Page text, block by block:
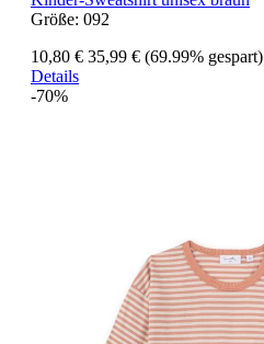
Größe: 092
10,80 € 35,99 € (69.99% gespart)
Details
-70%